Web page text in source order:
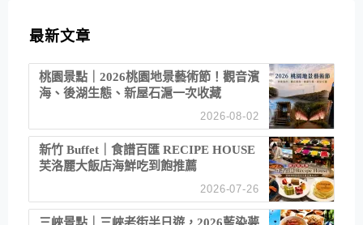
最新文章
桃園景點｜2026桃園地景藝術節！觀音濱
海、後湖生態、新屋石滬一次收藏
2026-08-02
新竹 Buffet｜食譜百匯 RECIPE HOUSE
芙洛麗大飯店海鮮吃到飽推薦
2026-07-26
三峽景點｜三峽老街半日遊，2026藍染夢